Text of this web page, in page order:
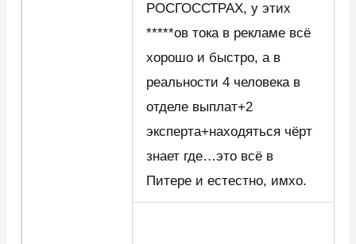
РОСГОССТРАХ, у этих
*****ов тока в рекламе всё
хорошо и быстро, а в
реальности 4 человека в
отделе выплат+2
эксперта+находяться чёрт
знает где…это всё в
Питере и естестно, имхо.